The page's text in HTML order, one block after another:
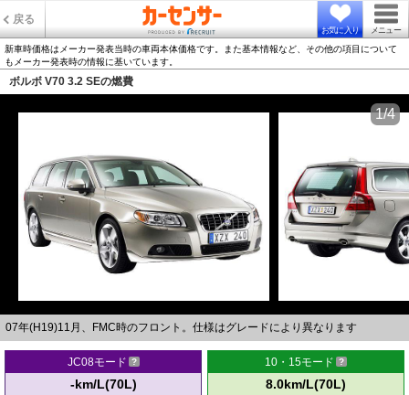
戻る
お気に入り メニュー
新車時価格はメーカー発表当時の車両本体価格です。また基本情報など、その他の項目について
もメーカー発表時の情報に基いています。
ボルボ V70 3.2 SEの燃費
07年(H19)11月、FMC時のフロント。仕様はグレードにより異なります
1/4
JC08モード
-km/L(70L)
10・15モード
8.0km/L(70L)